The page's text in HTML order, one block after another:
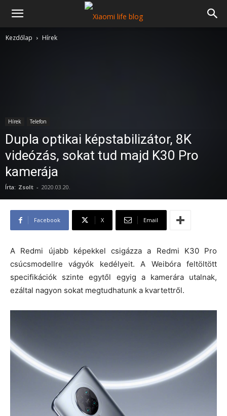
Kezdőlap Hírek
Hírek Telefon
Dupla optikai képstabilizátor, 8K
videózás, sokat tud majd K30 Pro
kamerája
Írta: Zsolt - 2020.03.20.
Facebook X Email
A Redmi újabb képekkel csigázza a Redmi K30 Pro
csúcsmodellre vágyók kedélyeit. A Weibóra feltöltött
specifikációk szinte egytől egyig a kamerára utalnak,
ezáltal nagyon sokat megtudhatunk a kvartettről.